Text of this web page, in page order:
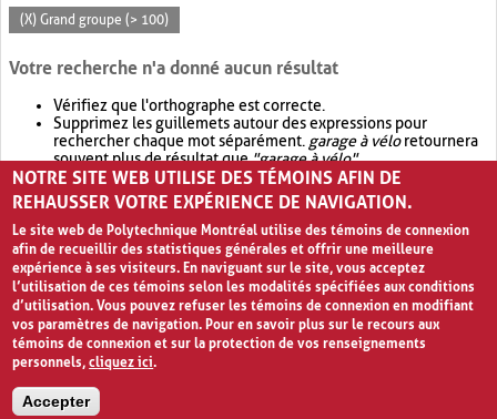
(X) Grand groupe (> 100)
Votre recherche n'a donné aucun résultat
Vérifiez que l'orthographe est correcte.
Supprimez les guillemets autour des expressions pour
rechercher chaque mot séparément. garage à véloretournera
souvent plus de résultat que"garage à vélo".
Envisagez d'élargir votre recherche avec OR.garage OR vélo
retournera souvent plus de résultat quegarage à vélo
NOTRE SITE WEB UTILISE DES TÉMOINS AFIN DE
REHAUSSER VOTRE EXPÉRIENCE DE NAVIGATION.
Le site web de Polytechnique Montréal utilise des témoins de connexion
afin de recueillir des statistiques générales et offrir une meilleure
expérience à ses visiteurs. En naviguant sur le site, vous acceptez
l’utilisation de ces témoins selon les modalités spécifiées aux conditions
d’utilisation. Vous pouvez refuser les témoins de connexion en modifiant
vos paramètres de navigation. Pour en savoir plus sur le recours aux
témoins de connexion et sur la protection de vos renseignements
personnels,cliquez ici.
Accepter